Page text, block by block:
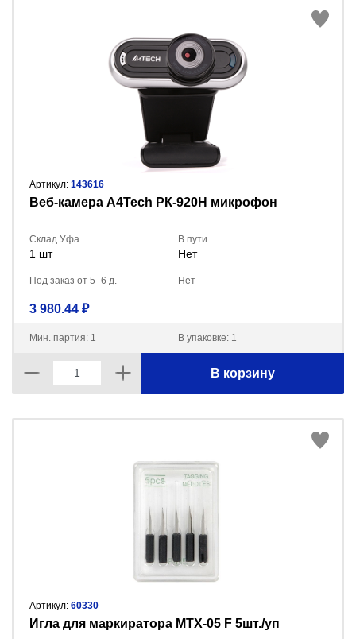
Артикул: 143616
Веб-камера А4Tech РК-920H микрофон
Склад Уфа
1 шт
В пути
Нет
Под заказ от 5–6 д. Нет
3 980.44 ₽
Мин. партия: 1 В упаковке: 1
В корзину
Артикул: 60330
Игла для маркиратора MTX-05 F 5шт./уп